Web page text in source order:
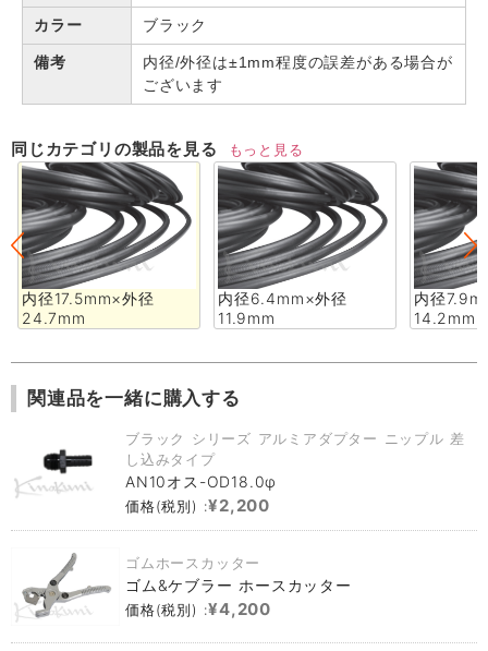
カラー ブラック
備考
内径/外径は±1mm程度の誤差がある場合が
ございます
同じカテゴリの製品を見る もっと見る
内径17.5mm×外径
24.7mm
内径6.4mm×外径
11.9mm
内径
14.2mm
関連品を一緒に購入する
ブラック シリーズ アルミアダプター ニップル 差
し込みタイプ
AN10オス-OD18.0φ
価格(税別) :¥2,200
ゴムホースカッター
ゴム&ケブラー ホースカッター
価格(税別) :¥4,200